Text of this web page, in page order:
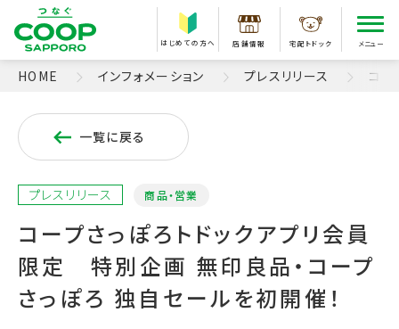
はじめての方へ 店舗情報 宅配トドック メニュー
HOME インフォメーション プレスリリース コー
一覧に戻る
プレスリリース 商品・営業
コープさっぽろトドックアプリ会員
限定 特別企画 無印良品・コープ
さっぽろ 独自セールを初開催！